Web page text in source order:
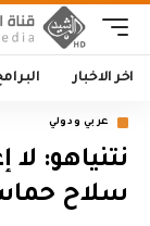
اخر الاخبار
عربي ودولي
نتنياهو:
سلاح